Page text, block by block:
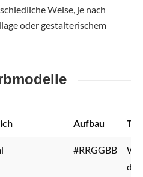
Weise, je nach
oder gestalterischem
Aufbau
#RRGGBB